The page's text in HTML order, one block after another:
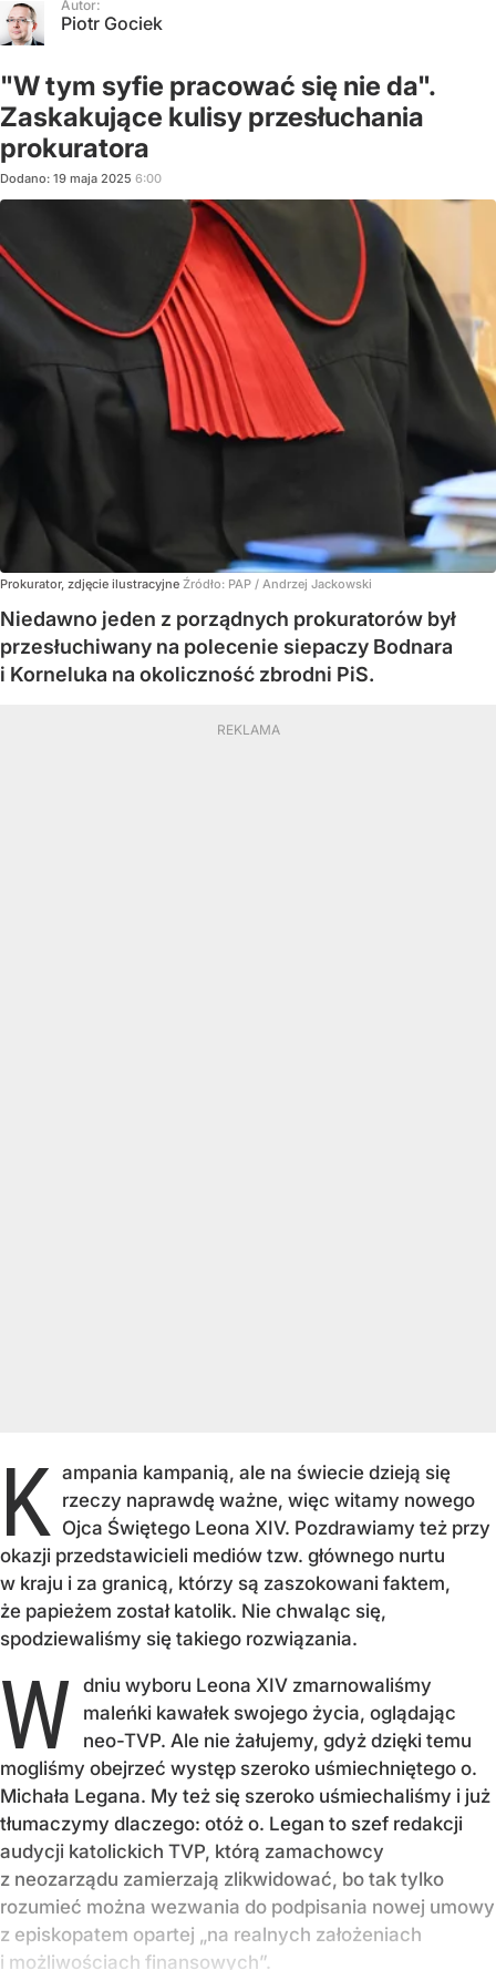
Autor:
Piotr Gociek
"W tym syfie pracować się nie da".
Zaskakujące kulisy przesłuchania
prokuratora
Dodano: 19 maja 2025 6:00
Prokurator, zdjęcie ilustracyjne Źródło: PAP / Andrzej Jackowski
Niedawno jeden z porządnych prokuratorów był
przesłuchiwany na polecenie siepaczy Bodnara
i Korneluka na okoliczność zbrodni PiS.
K ampania kampanią, ale na świecie dzieją się
rzeczy naprawdę ważne, więc witamy nowego
Ojca Świętego Leona XIV. Pozdrawiamy też przy
okazji przedstawicieli mediów tzw. głównego nurtu
w kraju i za granicą, którzy są zaszokowani faktem,
że papieżem został katolik. Nie chwaląc się,
spodziewaliśmy się takiego rozwiązania.
W dniu wyboru Leona XIV zmarnowaliśmy
maleńki kawałek swojego życia, oglądając
neo-TVP. Ale nie żałujemy, gdyż dzięki temu
mogliśmy obejrzeć występ szeroko uśmiechniętego o.
Michała Legana. My też się szeroko uśmiechaliśmy i już
tłumaczymy dlaczego: otóż o. Legan to szef redakcji
audycji katolickich TVP, którą zamachowcy
z neozarządu zamierzają zlikwidować, bo tak tylko
rozumieć można wezwania do podpisania nowej umowy
z episkopatem opartej „na realnych założeniach
i możliwościach finansowych”.